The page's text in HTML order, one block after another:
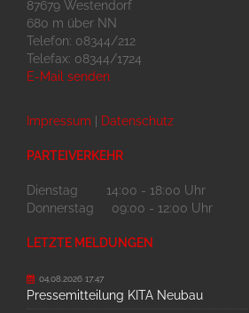
87679 Westendorf
680 m über NN
Telefon: 08344/212
Telefax: 08344/1724
E-Mail senden
Impressum Datenschutz
PARTEIVERKEHR
Dienstag 14:00 - 18:00 Uhr
Donnerstag 09:00 - 12:00 Uhr
LETZTE MELDUNGEN
04.08.2026 17:47
Pressemitteilung KITA Neubau